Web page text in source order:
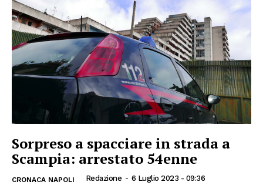
Sorpreso a spacciare in strada a
Scampia: arrestato 54enne
CRONACA NAPOLI Redazione - 6 Luglio 2023 - 09:36